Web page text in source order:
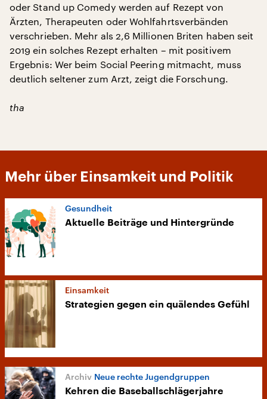
oder Stand up Comedy werden auf Rezept von
Ärzten, Therapeuten oder Wohlfahrtsverbänden
verschrieben. Mehr als 2,6 Millionen Briten haben seit
2019 ein solches Rezept erhalten – mit positivem
Ergebnis: Wer beim Social Peering mitmacht, muss
deutlich seltener zum Arzt, zeigt die Forschung.
tha
Mehr über Einsamkeit und Politik
Gesundheit
Aktuelle Beiträge und Hintergründe
Einsamkeit
Strategien gegen ein quälendes Gefühl
Neue rechte Jugendgruppen
Kehren die Baseballschlägerjahre